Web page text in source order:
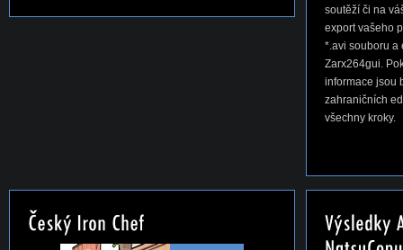
soutěží či na
export vašeho
*.avi souboru a
Zarx264gui.
informace jsou
zahraničních
všechny kroky.